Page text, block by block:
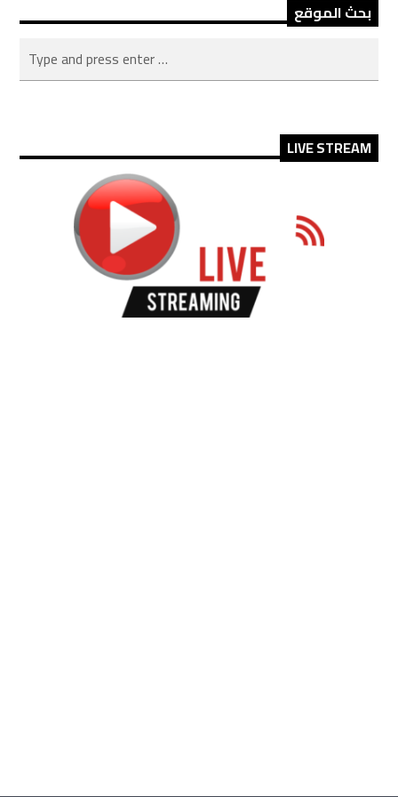
بحث الموقع
LIVE STREAM